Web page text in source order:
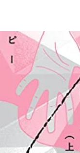
YouTube
会社情報